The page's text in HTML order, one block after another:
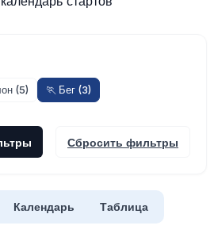
(5) 🏃 Бег (3)
Сбросить фильтры
Календарь Таблица